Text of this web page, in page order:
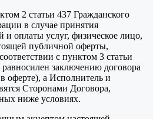
2 статьи 437 Гражданского
в случае принятия
оплаты услуг, физическое лицо,
публичной оферты,
с пунктом 3 статьи
заключению договора
оферте), а Исполнитель и
Сторонами Договора,
ниже условиях.